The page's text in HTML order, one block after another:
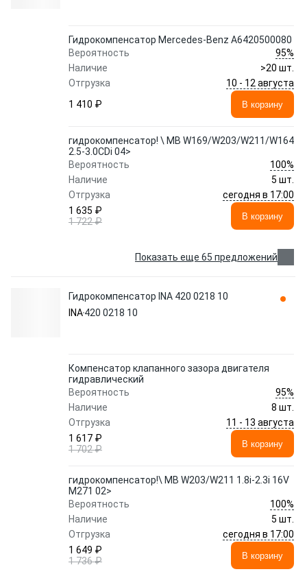
Гидрокомпенсатор Mercedes-Benz A6420500080
Вероятность
95%
Наличие
>20 шт.
Отгрузка
10 - 12 августа
1 410 ₽
В корзину
гидрокомпенсатор! \ MB W169/W203/W211/W164
2.5-3.0CDi 04>
Вероятность
100%
Наличие
5 шт.
Отгрузка
сегодня в 17:00
1 635 ₽
1 722 ₽
В корзину
Показать еще 65 предложений
Гидрокомпенсатор INA 420 0218 10
INA420 0218 10
Компенсатор клапанного зазора двигателя
гидравлический
Вероятность
95%
Наличие
8 шт.
Отгрузка
11 - 13 августа
1 617 ₽
1 702 ₽
В корзину
гидрокомпенсатор!\ MB W203/W211 1.8i-2.3i 16V
M271 02>
Вероятность
100%
Наличие
5 шт.
Отгрузка
сегодня в 17:00
1 649 ₽
1 736 ₽
В корзину